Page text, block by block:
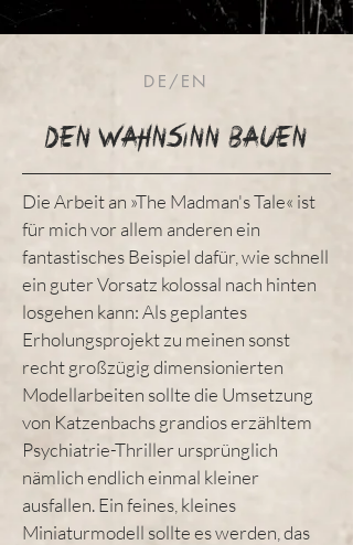
DE/EN
Den Wahnsinn bauen
Die Arbeit an »The Madman's Tale« ist
für mich vor allem anderen ein
fantastisches Beispiel dafür, wie schnell
ein guter Vorsatz kolossal nach hinten
losgehen kann: Als geplantes
Erholungsprojekt zu meinen sonst
recht großzügig dimensionierten
Modellarbeiten sollte die Umsetzung
von Katzenbachs grandios erzähltem
Psychiatrie-Thriller ursprünglich
nämlich endlich einmal kleiner
ausfallen. Ein feines, kleines
Miniaturmodell sollte es werden, das